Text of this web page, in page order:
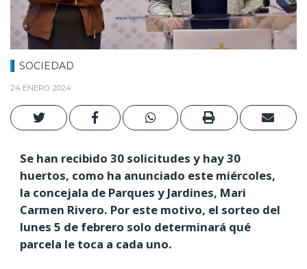
SOCIEDAD
24 ENERO 2024
Se han recibido 30 solicitudes y hay 30
huertos, como ha anunciado este miércoles,
la concejala de Parques y Jardines, Mari
Carmen Rivero. Por este motivo, el sorteo del
lunes 5 de febrero solo determinará qué
parcela le toca a cada uno.